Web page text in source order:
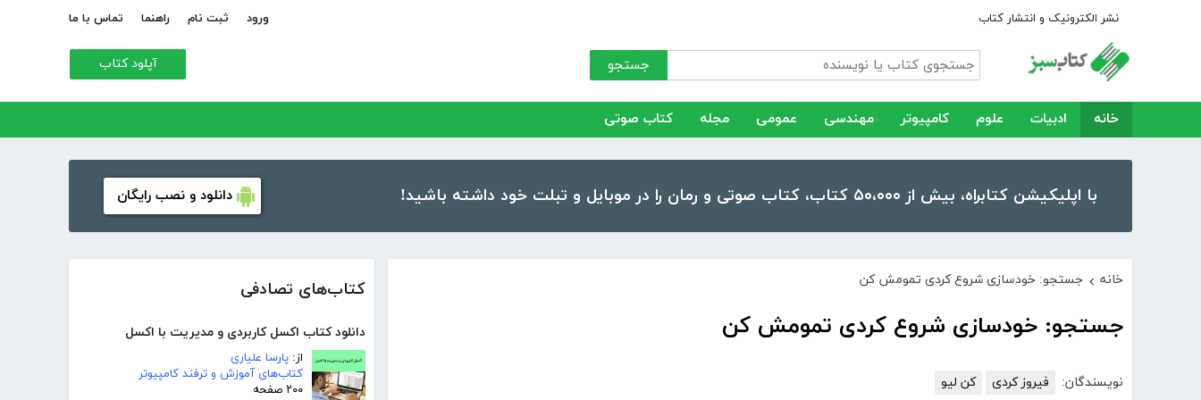
نشر الکترونیک و انتشار کتاب ورود ثبت نام راهنما تماس با ما
جستجو آپلود کتاب
خانه ادبیات علوم کامپیوتر مهندسی عمومی مجله کتاب صوتی
با اپلیکیشن کتابراه، بیش از ۵۰،۰۰۰ کتاب، کتاب صوتی و رمان را در موبایل و تبلت خود داشته باشید! دانلود و نصب رایگان
کتاب‌های تصادفی
دانلود کتاب اکسل کاربردی و مدیریت با اکسل
از: پارسا علیاری
کتاب‌های آموزش و ترفند کامپیوتر
۲۰۰ صفحه
خانه › جستجو: خودسازی شروع کردی تمومش کن
جستجو: خودسازی شروع کردی تمومش کن
نویسندگان: فیروز کردی کن لیو